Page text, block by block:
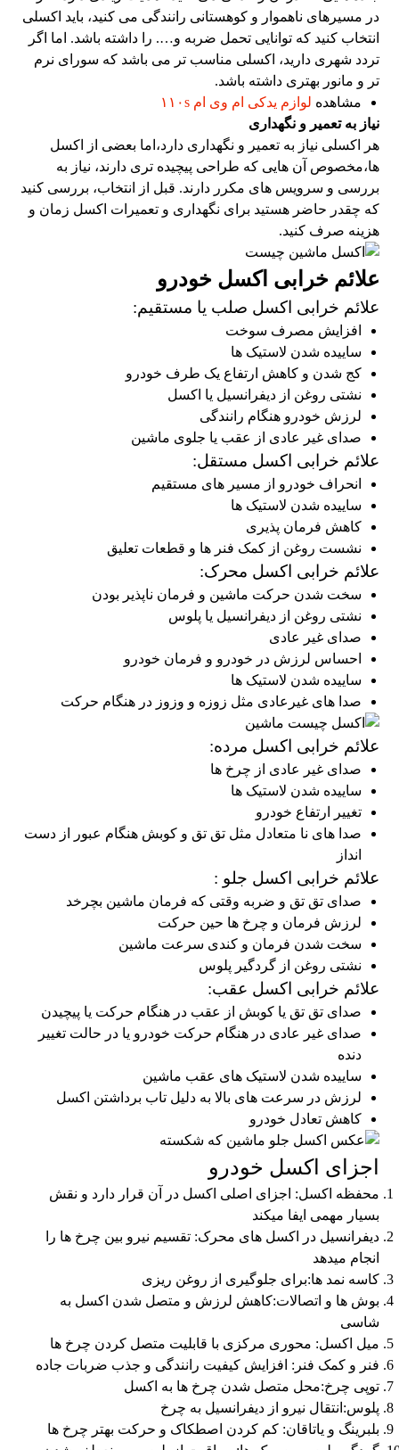
در مسیرهای ناهموار و کوهستانی رانندگی می کنید، باید اکسلی
انتخاب کنید که توانایی تحمل ضربه و…. را داشته باشد. اما اگر
تردد شهری دارید، اکسلی مناسب تر می باشد که سورای نرم
تر و مانور بهتری داشته باشد.
مشاهده لوازم یدکی ام وی ام ۱۱۰s
نیاز به تعمیر و نگهداری
هر اکسلی نیاز به تعمیر و نگهداری دارد،اما بعضی از اکسل
ها،‌مخصوص آن هایی که طراحی پیچیده تری دارند، نیاز به
بررسی و سرویس های مکرر دارند. قبل از انتخاب، بررسی کنید
که چقدر حاضر هستید برای نگهداری و تعمیرات اکسل زمان و
هزینه صرف کنید.
علائم خرابی اکسل خودرو
علائم خرابی اکسل صلب یا مستقیم:
افزایش مصرف سوخت
ساییده شدن لاستیک ها
کج شدن و کاهش ارتفاع یک طرف خودرو
نشتی روغن از دیفرانسیل یا اکسل
لرزش خودرو هنگام رانندگی
صدای غیر عادی از عقب یا جلوی ماشین
علائم خرابی اکسل مستقل:
انحراف خودرو از مسیر های مستقیم
ساییده شدن لاستیک ها
کاهش فرمان پذیری
نشست روغن از کمک فنر ها و قطعات تعلیق
علائم خرابی اکسل محرک:
سخت شدن حرکت ماشین و فرمان ناپذیر بودن
نشتی روغن از دیفرانسیل یا پلوس
صدای غیر عادی
احساس لرزش در خودرو و فرمان خودرو
ساییده شدن لاستیک ها
صدا های غیرعادی مثل زوزه و وزوز در هنگام حرکت
علائم خرابی اکسل مرده:
صدای غیر عادی از چرخ ها
ساییده شدن لاستیک ها
تغییر ارتفاع خودرو
صدا های نا متعادل مثل تق تق و کوبش هنگام عبور از دست
انداز
علائم خرابی اکسل جلو :
صدای تق تق و ضربه وقتی که فرمان ماشین بچرخد
لرزش فرمان و چرخ ها حین حرکت
سخت شدن فرمان و کندی سرعت ماشین
نشتی روغن از گردگیر پلوس
علائم خرابی اکسل عقب:
صدای تق تق یا کوبش از عقب در هنگام حرکت یا پیچیدن
صدای غیر عادی در هنگام حرکت خودرو یا در حالت تغییر
دنده
ساییده شدن لاستیک های عقب ماشین
لرزش در سرعت های بالا به دلیل تاب برداشتن اکسل
کاهش تعادل خودرو
اجزای اکسل خودرو
محفظه اکسل: اجزای اصلی اکسل در آن قرار دارد و نقش
بسیار مهمی ایفا میکند
دیفرانسیل در اکسل های محرک: تقسیم نیرو بین چرخ ها را
انجام میدهد
کاسه نمد ها:برای جلوگیری از روغن ریزی
بوش ها و اتصالات:کاهش لرزش و متصل شدن اکسل به
شاسی
میل اکسل: محوری مرکزی با قابلیت متصل کردن چرخ ها
فنر و کمک فنر: افزایش کیفیت رانندگی و جذب ضربات جاده
توپی چرخ:محل متصل شدن چرخ ها به اکسل
پلوس:انتقال نیرو از دیفرانسیل به چرخ
بلبرینگ و یاتاقان: کم کردن اصطکاک و حرکت بهتر چرخ ها